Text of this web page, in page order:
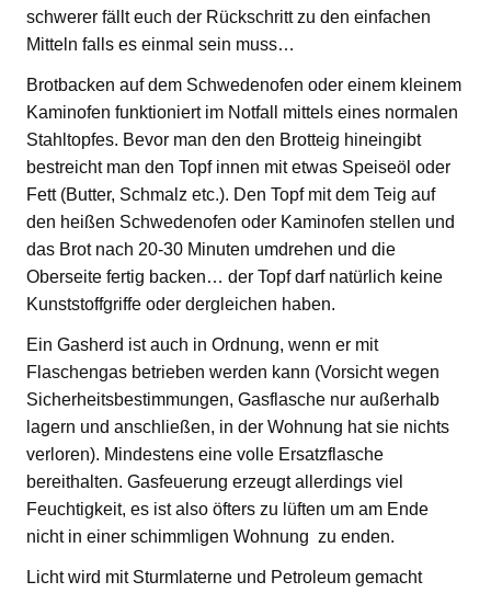
schwerer fällt euch der Rückschritt zu den einfachen
Mitteln falls es einmal sein muss…
Brotbacken auf dem Schwedenofen oder einem kleinem
Kaminofen funktioniert im Notfall mittels eines normalen
Stahltopfes. Bevor man den den Brotteig hineingibt
bestreicht man den Topf innen mit etwas Speiseöl oder
Fett (Butter, Schmalz etc.). Den Topf mit dem Teig auf
den heißen Schwedenofen oder Kaminofen stellen und
das Brot nach 20-30 Minuten umdrehen und die
Oberseite fertig backen… der Topf darf natürlich keine
Kunststoffgriffe oder dergleichen haben.
Ein Gasherd ist auch in Ordnung, wenn er mit
Flaschengas betrieben werden kann (Vorsicht wegen
Sicherheitsbestimmungen, Gasflasche nur außerhalb
lagern und anschließen, in der Wohnung hat sie nichts
verloren). Mindestens eine volle Ersatzflasche
bereithalten. Gasfeuerung erzeugt allerdings viel
Feuchtigkeit, es ist also öfters zu lüften um am Ende
nicht in einer schimmligen Wohnung zu enden.
Licht wird mit Sturmlaterne und Petroleum gemacht